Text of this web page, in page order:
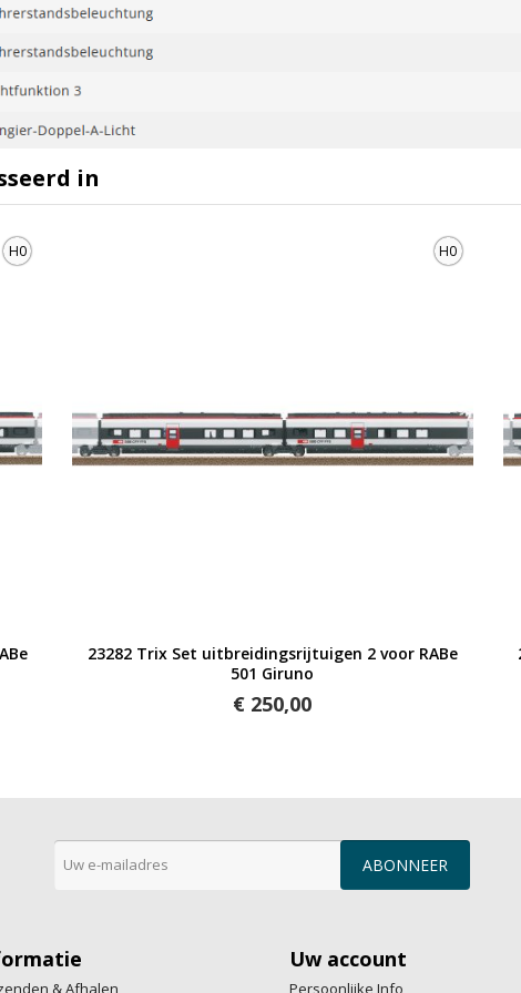
in
H0 H0
Snel bekijken
23282 Trix Set uitbreidingsrijtuigen 2 voor RABe
501 Giruno
€ 250,00
& Afhalen
Uw account
Persoonlijke Info